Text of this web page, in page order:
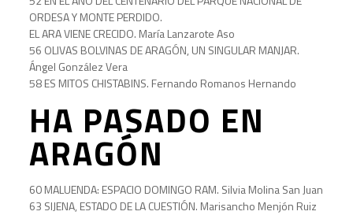
ORDESA Y MONTE PERDIDO.
EL ARA VIENE CRECIDO. María Lanzarote Aso
56 OLIVAS BOLVINAS DE ARAGÓN, UN SINGULAR MANJAR.
Ángel González Vera
58 ES MITOS CHISTABINS. Fernando Romanos Hernando
HA PASADO EN
ARAGÓN
60 MALUENDA: ESPACIO DOMINGO RAM. Silvia Molina San Juan
63 SIJENA, ESTADO DE LA CUESTIÓN. Marisancho Menjón Ruiz